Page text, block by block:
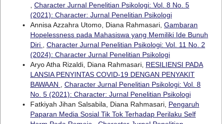
Character Jurnal Penelitian Psikologi: Vol. 8 No. 5
(2021): Character: Jurnal Penelitian Psikologi
Annisa Azzahra Utomo, Diana Rahmasari, Gambaran
Hopelessness pada Mahasiswa yang Memiliki Ide Bunuh
Diri
Character Jurnal Penelitian Psikologi: Vol. 11 No. 2
(2024): Character Jurnal Penelitian Psikologi
Aryo Atha Rizaldi, Diana Rahmasari, RESILIENSI PADA
LANSIA PENYINTAS COVID-19 DENGAN PENYAKIT
BAWAAN
Character Jurnal Penelitian Psikologi: Vol. 8
No. 5 (2021): Character: Jurnal Penelitian Psikologi
Fatkiyah Jihan Salsabila, Diana Rahmasari, Pengaruh
Paparan Media Sosial Tik Tok Terhadap Perilaku Self